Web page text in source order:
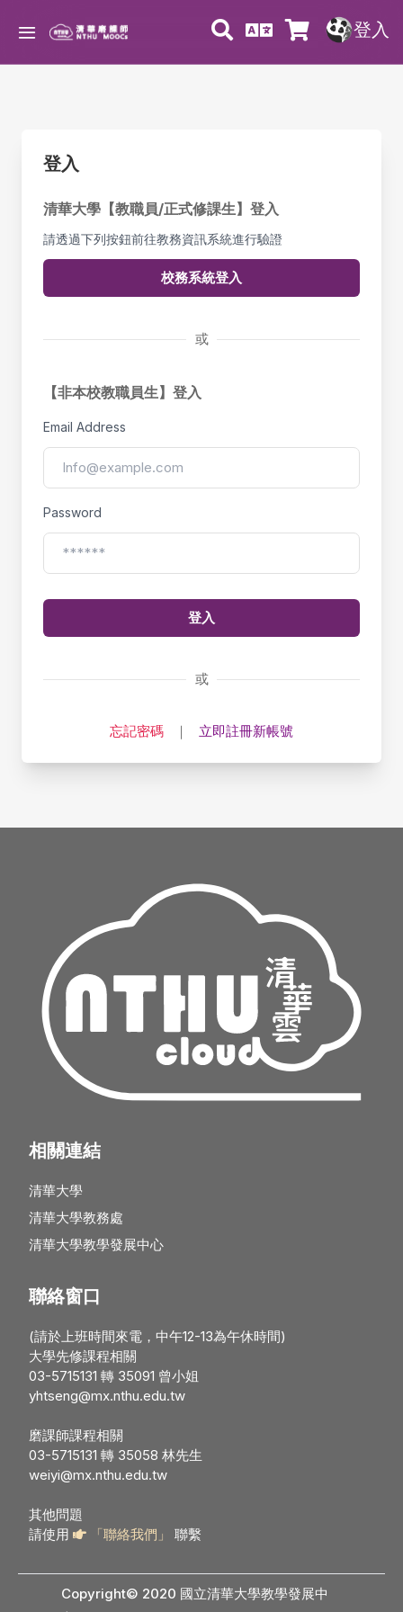
登入
登入
清華大學【教職員/正式修課生】登入
請透過下列按鈕前往教務資訊系統進行驗證
校務系統登入
或
【非本校教職員生】登入
Email Address
Password
登入
或
忘記密碼 ｜ 立即註冊新帳號
相關連結
清華大學
清華大學教務處
清華大學教學發展中心
聯絡窗口
(請於上班時間來電，中午12-13為午休時間)
大學先修課程相關
03-5715131 轉 35091 曾小姐
yhtseng@mx.nthu.edu.tw
磨課師課程相關
03-5715131 轉 35058 林先生
weiyi@mx.nthu.edu.tw
其他問題
請使用
「聯絡我們」 聯繫
Copyright© 2020 國立清華大學教學發展中